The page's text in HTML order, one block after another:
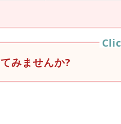
みませんか?